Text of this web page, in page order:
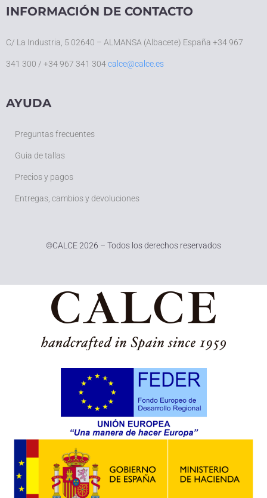
INFORMACIÓN DE CONTACTO
C/ La Industria, 5 02640 – ALMANSA (Albacete) España +34 967
341 300 / +34 967 341 304calce@calce.es
AYUDA
Preguntas frecuentes
Guia de tallas
Precios y pagos
Entregas, cambios y devoluciones
©CALCE 2026 – Todos los derechos reservados